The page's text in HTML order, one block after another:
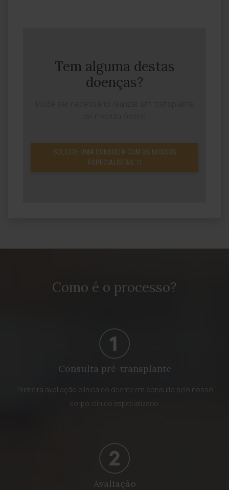
Tem alguma destas
doenças?
SOLICITE UMA CONSULTA COM OS NOSSOS
ESPECIALISTAS
Como é o processo?
Consulta pré-transplante
Primeira avaliação clínica do doente em consulta pelo nosso
corpo clínico especializado.
Avaliação